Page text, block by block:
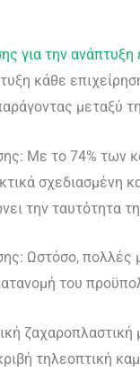
για την
κάθε
Με το 74% των
σχεδιασμένη
την ταυτότητα
Ωστόσο,
του
ζαχαροπλαστική
τηλεοπτική